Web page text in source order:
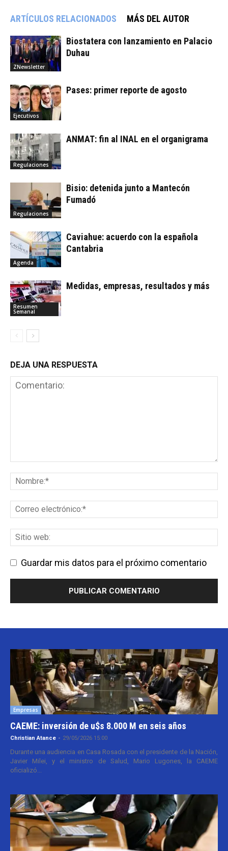
ARTÍCULOS RELACIONADOS MÁS DEL AUTOR
ZNewsletter
Biostatera con lanzamiento en Palacio
Duhau
Ejecutivos
Pases: primer reporte de agosto
Regulaciones
ANMAT: fin al INAL en el organigrama
Regulaciones
Bisio: detenida junto a Mantecón
Fumadó
Agenda
Caviahue: acuerdo con la española
Cantabria
Resumen
Semanal
Medidas, empresas, resultados y más
DEJA UNA RESPUESTA
Guardar mis datos para el próximo comentario
Empresas
CAEME: inversión de u$s 8.000 M en seis años
Christian Atance - 29/05/2026 15:00
Durante una audiencia en Casa Rosada con el presidente de la Nación,
Javier Milei, y el ministro de Salud, Mario Lugones, la CAEME
oficializó...